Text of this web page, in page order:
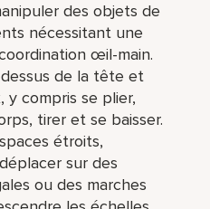
des objets de
nécessitant une
œil-main.
de la tête et
y compris se plier,
tirer et se baisser.
étroits,
sur des
ou des marches